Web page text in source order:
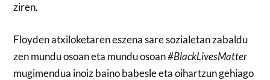
ziren.
Floyden atxiloketaren eszena sare sozialetan zabaldu
zen mundu osoan eta mundu osoan#BlackLivesMatter
mugimendua inoiz baino babesle eta oihartzun gehiago